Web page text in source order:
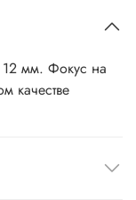
12 мм. Фокус на
качестве